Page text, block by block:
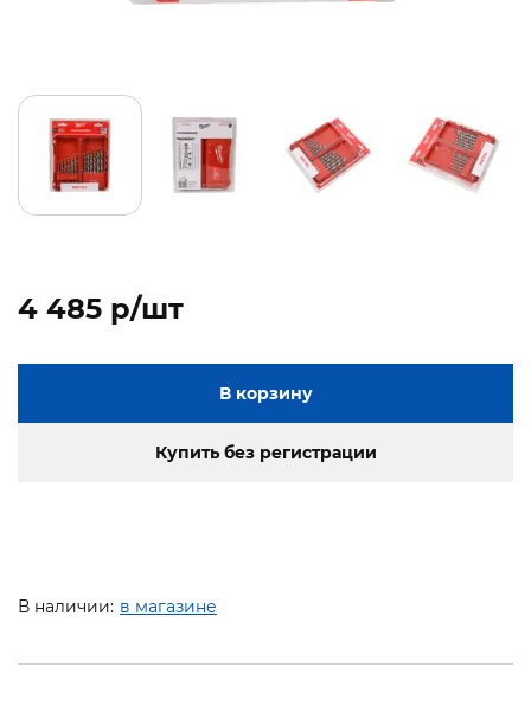
4 485 p/шт
В корзину
Купить без регистрации
В наличии: в магазине